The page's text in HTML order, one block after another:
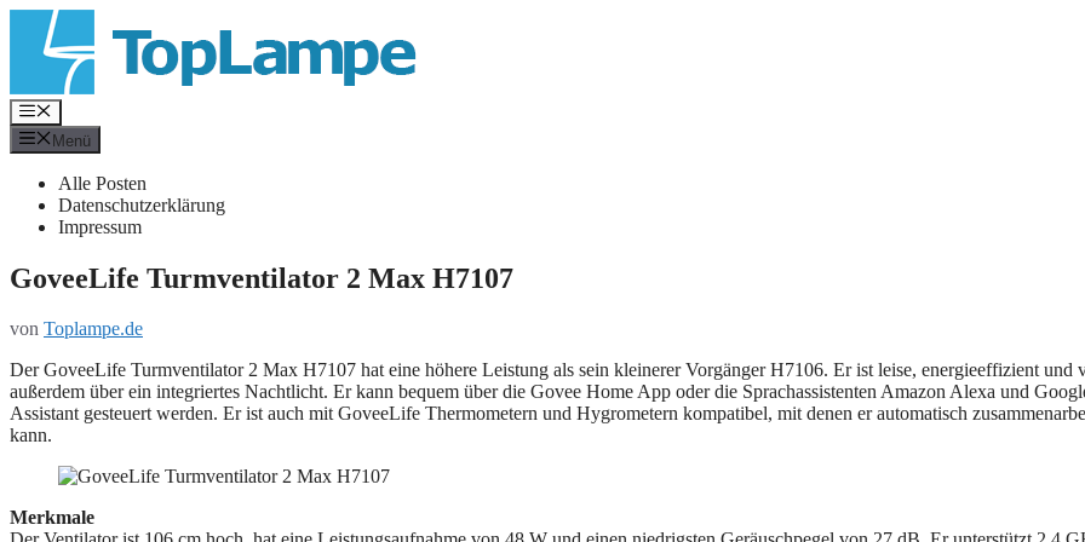
Inhalt
springen
Menü
Menü
Alle Posten
Datenschutzerklärung
Impressum
GoveeLife Turmventilator 2 Max H7107
von Toplampe.de
Der GoveeLife Turmventilator 2 Max H7107 hat eine höhere Leistung als sein kleinerer Vorgänger H7106. Er ist leise, energieeffizient und
außerdem über ein integriertes Nachtlicht. Er kann bequem über die Govee Home App oder die Sprachassistenten Amazon Alexa und
Assistant gesteuert werden. Er ist auch mit GoveeLife Thermometern und Hygrometern kompatibel, mit denen er automatisch
kann.
Merkmale